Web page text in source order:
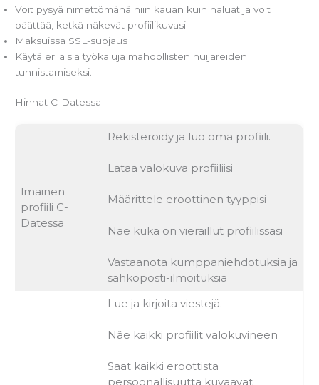
Voit pysyä nimettömänä niin kauan kuin haluat ja voit
päättää, ketkä näkevät profiilikuvasi.
Maksuissa SSL-suojaus
Käytä erilaisia työkaluja mahdollisten huijareiden
tunnistamiseksi.
Hinnat C-Datessa
lmainen
profiili C-
Datessa
Rekisteröidy ja luo oma profiili.
Lataa valokuva profiiliisi
Määrittele eroottinen tyyppisi
Näe kuka on vieraillut profiilissasi
Vastaanota kumppaniehdotuksia ja
sähköposti-ilmoituksia
Lue ja kirjoita viestejä.
Näe kaikki profiilit valokuvineen
Saat kaikki eroottista
persoonallisuutta kuvaavat